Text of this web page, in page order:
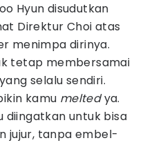
Hyun disudutkan
Direktur Choi atas
menimpa dirinya.
tetap membersamai
selalu sendiri.
kamu meltedya.
diingatkan untuk bisa
jujur, tanpa embel-